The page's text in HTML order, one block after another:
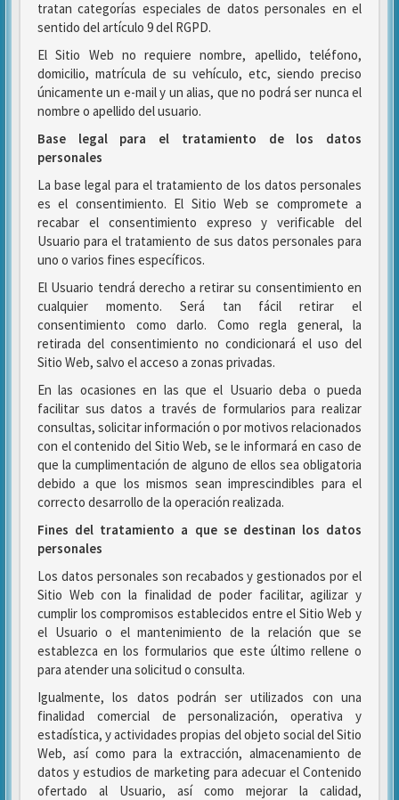
tratan categorías especiales de datos personales en el
sentido del artículo 9 del RGPD.
El Sitio Web no requiere nombre, apellido, teléfono,
domicilio, matrícula de su vehículo, etc, siendo preciso
únicamente un e-mail y un alias, que no podrá ser nunca el
nombre o apellido del usuario.
Base legal para el tratamiento de los datos
personales
La base legal para el tratamiento de los datos personales
es el consentimiento. El Sitio Web se compromete a
recabar el consentimiento expreso y verificable del
Usuario para el tratamiento de sus datos personales para
uno o varios fines específicos.
El Usuario tendrá derecho a retirar su consentimiento en
cualquier momento. Será tan fácil retirar el
consentimiento como darlo. Como regla general, la
retirada del consentimiento no condicionará el uso del
Sitio Web, salvo el acceso a zonas privadas.
En las ocasiones en las que el Usuario deba o pueda
facilitar sus datos a través de formularios para realizar
consultas, solicitar información o por motivos relacionados
con el contenido del Sitio Web, se le informará en caso de
que la cumplimentación de alguno de ellos sea obligatoria
debido a que los mismos sean imprescindibles para el
correcto desarrollo de la operación realizada.
Fines del tratamiento a que se destinan los datos
personales
Los datos personales son recabados y gestionados por el
Sitio Web con la finalidad de poder facilitar, agilizar y
cumplir los compromisos establecidos entre el Sitio Web y
el Usuario o el mantenimiento de la relación que se
establezca en los formularios que este último rellene o
para atender una solicitud o consulta.
Igualmente, los datos podrán ser utilizados con una
finalidad comercial de personalización, operativa y
estadística, y actividades propias del objeto social del Sitio
Web, así como para la extracción, almacenamiento de
datos y estudios de marketing para adecuar el Contenido
ofertado al Usuario, así como mejorar la calidad,